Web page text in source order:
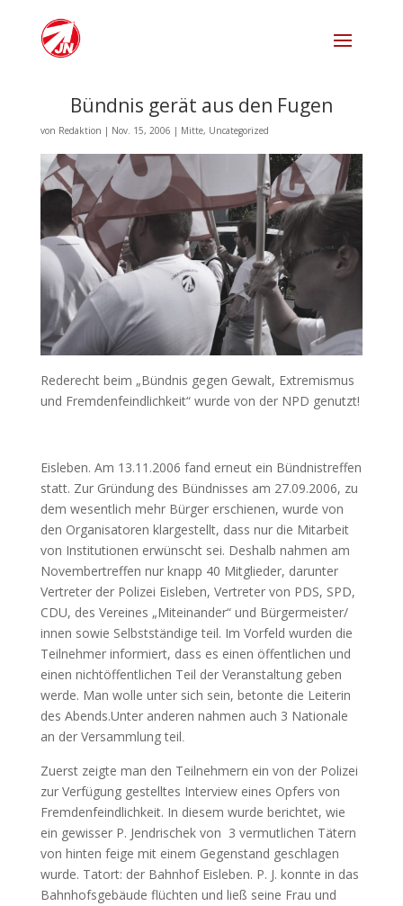
Bündnis gerät aus den Fugen
von Redaktion | Nov. 15, 2006 | Mitte, Uncategorized
Rederecht beim „Bündnis gegen Gewalt, Extremismus
und Fremdenfeindlichkeit“ wurde von der NPD genutzt!
Eisleben. Am 13.11.2006 fand erneut ein Bündnistreffen
statt. Zur Gründung des Bündnisses am 27.09.2006, zu
dem wesentlich mehr Bürger erschienen, wurde von
den Organisatoren klargestellt, dass nur die Mitarbeit
von Institutionen erwünscht sei. Deshalb nahmen am
Novembertreffen nur knapp 40 Mitglieder, darunter
Vertreter der Polizei Eisleben, Vertreter von PDS, SPD,
CDU, des Vereines „Miteinander“ und Bürgermeister/
innen sowie Selbstständige teil. Im Vorfeld wurden die
Teilnehmer informiert, dass es einen öffentlichen und
einen nichtöffentlichen Teil der Veranstaltung geben
werde. Man wolle unter sich sein, betonte die Leiterin
des Abends.Unter anderen nahmen auch 3 Nationale
an der Versammlung teil.
Zuerst zeigte man den Teilnehmern ein von der Polizei
zur Verfügung gestelltes Interview eines Opfers von
Fremdenfeindlichkeit. In diesem wurde berichtet, wie
ein gewisser P. Jendrischek von 3 vermutlichen Tätern
von hinten feige mit einem Gegenstand geschlagen
wurde. Tatort: der Bahnhof Eisleben. P. J. konnte in das
Bahnhofsgebäude flüchten und ließ seine Frau und